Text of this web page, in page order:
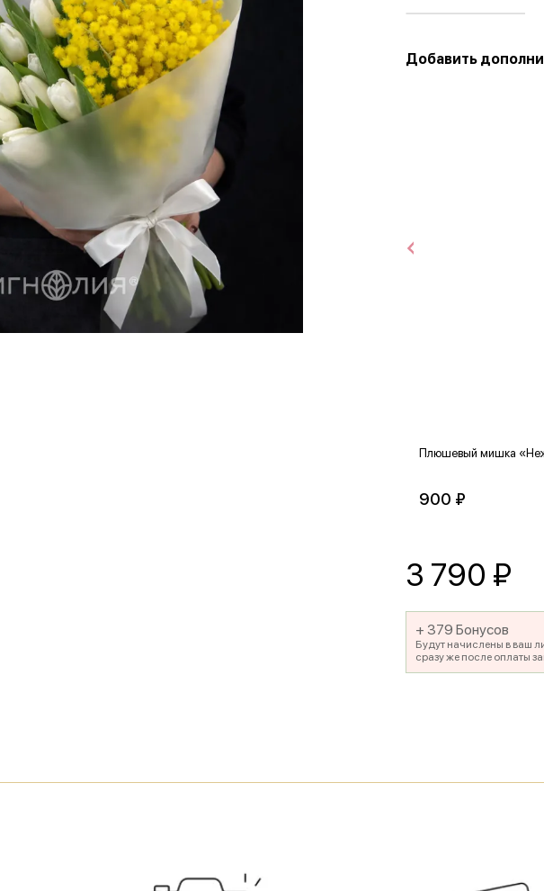
Добавить
Плюшевый мишка
900 ₽
3 790 ₽
+ 379 Бонусов
Будут начислены в ваш
сразу же после оплаты